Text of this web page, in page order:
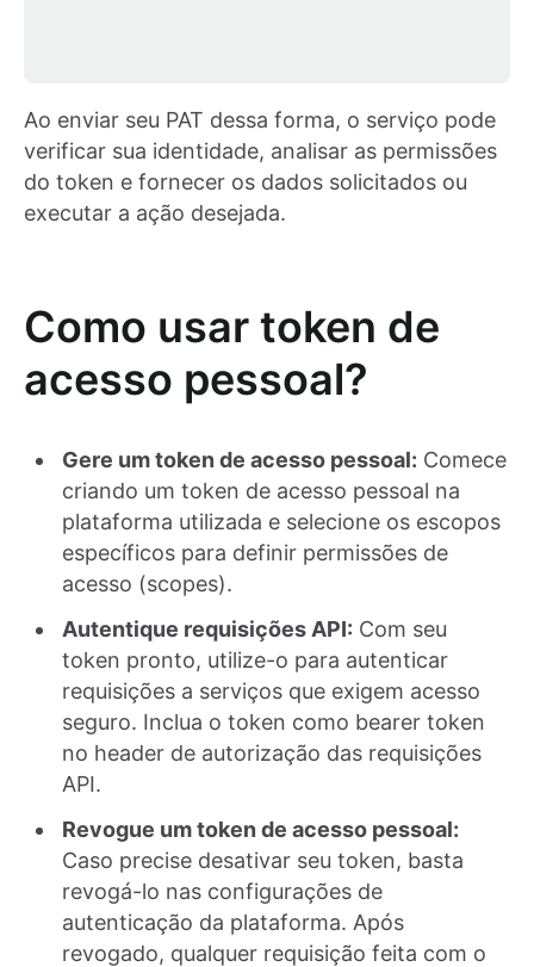
Ao enviar seu PAT dessa forma, o serviço pode
verificar sua identidade, analisar as permissões
do token e fornecer os dados solicitados ou
executar a ação desejada.
Como usar token de
acesso pessoal?
Gere um token de acesso pessoal: Comece
criando um token de acesso pessoal na
plataforma utilizada e selecione os escopos
específicos para definir permissões de
acesso (scopes).
Autentique requisições API: Com seu
token pronto, utilize-o para autenticar
requisições a serviços que exigem acesso
seguro. Inclua o token como bearer token
no header de autorização das requisições
API.
Revogue um token de acesso pessoal:
Caso precise desativar seu token, basta
revogá-lo nas configurações de
autenticação da plataforma. Após
revogado, qualquer requisição feita com o